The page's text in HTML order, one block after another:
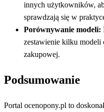
innych użytkowników,
sprawdzają się w
Porównywanie modeli:
zestawienie kilku modeli
zakupowej.
Podsumowanie
Portal ocenopony.pl to